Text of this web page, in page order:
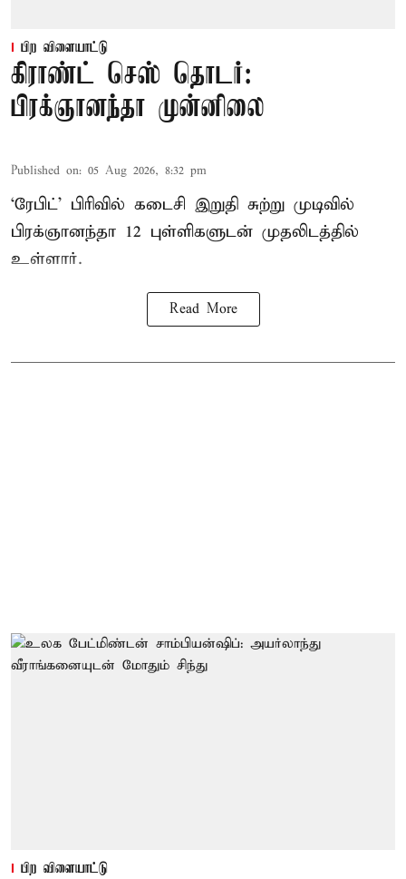
பிற விளையாட்டு
கிராண்ட் செஸ் தொடர்:
பிரக்ஞானந்தா முன்னிலை
Published on: 05 Aug 2026, 8:32 pm
‘ரேபிட்’ பிரிவில் கடைசி இறுதி சுற்று முடிவில்
பிரக்ஞானந்தா 12 புள்ளிகளுடன் முதலிடத்தில்
உள்ளார்.
Read More
பிற விளையாட்டு